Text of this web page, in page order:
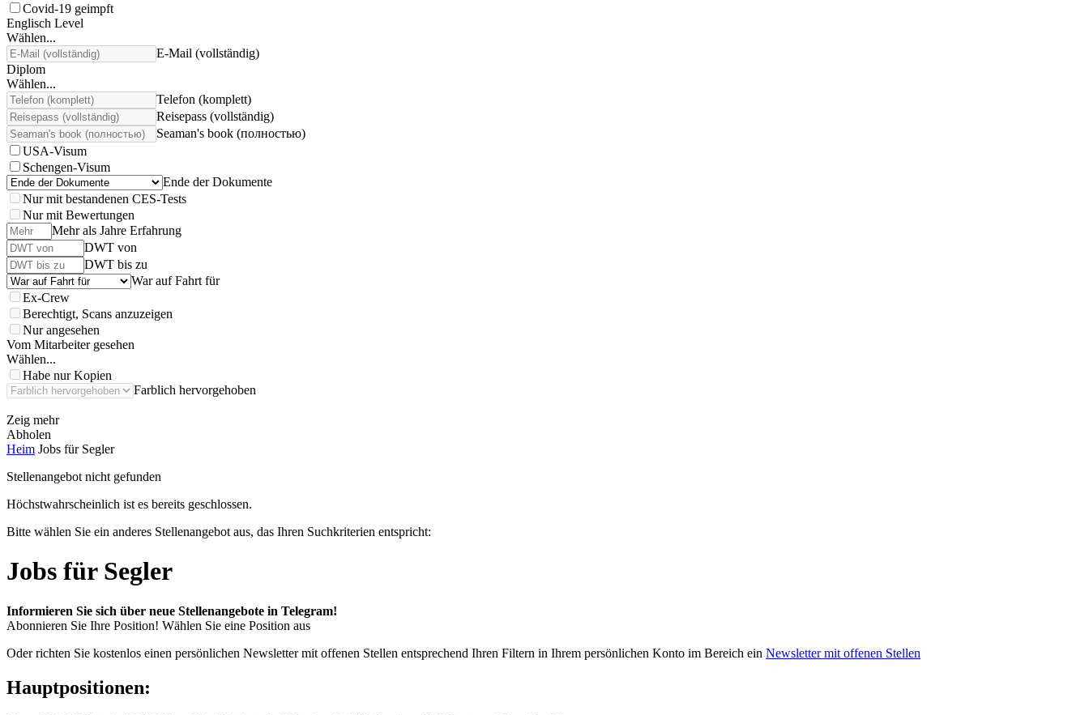
Covid-19 geimpft
Englisch Level
Wählen...
E-Mail (vollständig)
Diplom
Wählen...
Telefon (komplett)
Reisepass (vollständig)
Seaman's book (полностью)
USA-Visum
Schengen-Visum
Ende der Dokumente
Nur mit bestandenen CES-Tests
Nur mit Bewertungen
Mehr als Jahre Erfahrung
DWT von
DWT bis zu
War auf Fahrt für
Ex-Crew
Berechtigt, Scans anzuzeigen
Nur angesehen
Vom Mitarbeiter gesehen
Wählen...
Habe nur Kopien
Farblich hervorgehoben
Zeig mehr
Abholen
Heim Jobs für Segler
Stellenangebot nicht gefunden
Höchstwahrscheinlich ist es bereits geschlossen.
Bitte wählen Sie ein anderes Stellenangebot aus, das Ihren Suchkriterien entspricht:
Jobs für Segler
Informieren Sie sich über neue Stellenangebote in Telegram!
Abonnieren Sie Ihre Position! Wählen Sie eine Position aus
Oder richten Sie kostenlos einen persönlichen Newsletter mit offenen Stellen entsprechend Ihren Filtern in Ihrem persönlichen Konto im Bereich ein Newsletter mit offenen Stellen
Hauptpositionen: